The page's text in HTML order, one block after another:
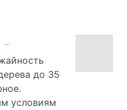
до 35
условиям